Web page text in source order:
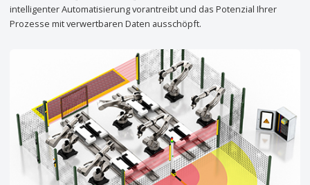
intelligenter Automatisierung vorantreibt und das Potenzial Ihrer
Prozesse mit verwertbaren Daten ausschöpft.